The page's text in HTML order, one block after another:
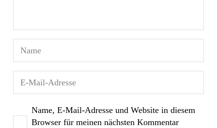
Name, E-Mail-Adresse und Website in diesem
Browser für meinen nächsten Kommentar